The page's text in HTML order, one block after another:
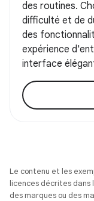
des routines.
difficulté et de
des
expérience
interface
Le contenu et les
licences décrites dans
des marques ou des